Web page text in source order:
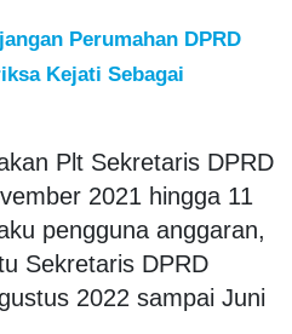
Perumahan DPRD
Kejati Sebagai
Plt Sekretaris DPRD
2021 hingga 11
pengguna anggaran,
Sekretaris DPRD
2022 sampai Juni